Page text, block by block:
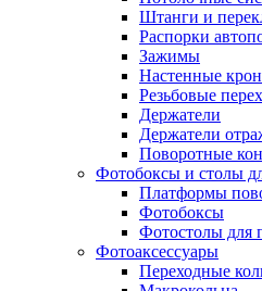
Штанги и
Распорки
Зажимы
Настенные
Резьбовые
Держатели
Держатели
Поворотные
Фотобоксы и столы
Платформы
Фотобоксы
Фотостолы для
Фотоаксессуары
Переходные